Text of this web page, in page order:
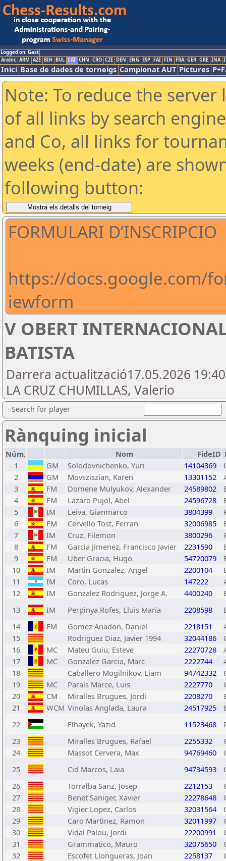
Logged on: Gast
Arabic ARM AZE BIH BUL CAT CHN CRO CZE DEN ENG ESP FAI FIN FRA GER GRE INA
Inici Base de dades de torneigs Campionat AUT Pictures
Note: To reduce the
of all links by search
and Co, all links for
weeks (end-date) are
following button:
FORMULARI D’INSCRIPCIO
https://docs.google.com/
iewform
V OBERT
BATISTA
Darrera actualització17.05.2026
LA CRUZ CHUMILLAS, Valerio
Search for player
Rànquing inicial
Núm. Nom FideID
1
GM Solodovnichenko, Yuri 14104369
2
GM Movsziszian, Karen 13301152
3
FM Domene Mulyukov, Alexander 24589802
4
FM Lazaro Pujol, Abel 24596728
5
IM Leiva, Gianmarco 3804399
6
FM Cervello Tost, Ferran 32006985
7
IM Cruz, Filemon 3800296
8
FM Garcia Jimenez, Francisco Javier 2231590
9
FM Uber Gracia, Hugo 54720079
10
IM Martin Gonzalez, Angel 2200104
11
IM Coro, Lucas 147222
12
IM Gonzalez Rodriguez, Jorge A. 4400240
13
IM Perpinya Rofes, Lluis Maria 2208598
14
FM Gomez Anadon, Daniel 2218151
15
Rodriguez Diaz, Javier 1994 32044186
16
MC Mateu Guiu, Esteve 22270728
17
MC Gonzalez Garcia, Marc 2222744
18
Caballero Mogilnikov, Liam 94742332
19
MC Parals Marce, Luis 2227770
20
CM Miralles Brugues, Jordi 2208270
21
WCM Vinolas Anglada, Laura 24517925
22
Elhayek, Yazid 11523468
23
Miralles Brugues, Rafael 2255332
24
Massot Cervera, Max 94769460
25
Cid Marcos, Laia 94734593
26
Torralba Sanz, Josep 2212153
27
Benet Saniger, Xavier 22278648
28
Vigier Lopez, Carlos 32031564
29
Caro Martinez, Ramon 32011997
30
Vidal Palou, Jordi 22200991
31
Grammatico, Mauro 32075650
32
Escofet Llongueras, Joan 2258137